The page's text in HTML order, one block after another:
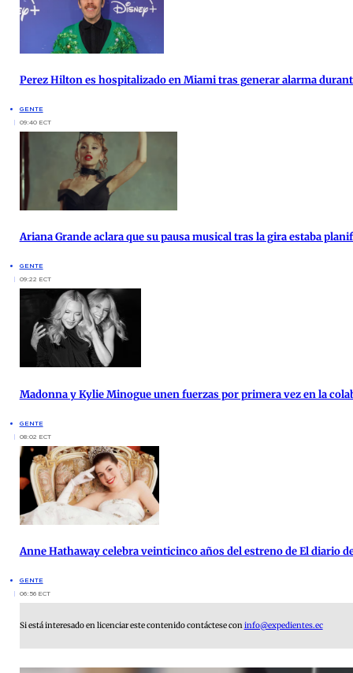
Perez Hilton es hospitalizado en Miami tras generar alarma
GENTE
09:40 ECT
Ariana Grande aclara que su pausa musical tras la gira estaba
GENTE
09:22 ECT
Madonna y Kylie Minogue unen fuerzas por primera vez en la
GENTE
08:02 ECT
Anne Hathaway celebra veinticinco años del estreno de El diario
GENTE
06:56 ECT
Si está interesado en licenciar este contenido contáctese coninfo@expedientes.ec